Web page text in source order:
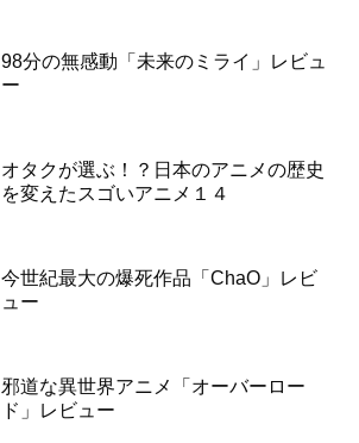
98分の無感動「未来のミライ」レビュ
ー
オタクが選ぶ！？日本のアニメの歴史
を変えたスゴいアニメ１４
今世紀最大の爆死作品「ChaO」レビ
ュー
邪道な異世界アニメ「オーバーロー
ド」レビュー